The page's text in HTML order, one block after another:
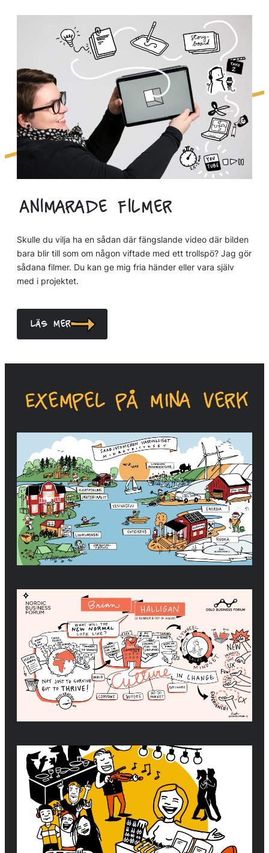
Animarade filmer
Skulle du vilja ha en sådan där fängslande video där bilden
bara blir till som om någon viftade med ett trollspö? Jag gör
sådana filmer. Du kan ge mig fria händer eller vara själv
med i projektet.
Läs mer
Exempel på mina verk